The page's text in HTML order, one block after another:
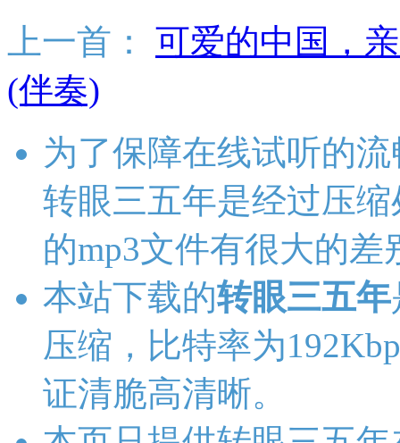
上一首：
可爱的中国，
(伴奏)
为了保障在线试听的
转眼三五年是经过压
的mp3文件有很大的差
本站下载的转眼三五年
压缩，比特率为
证清脆高清晰。